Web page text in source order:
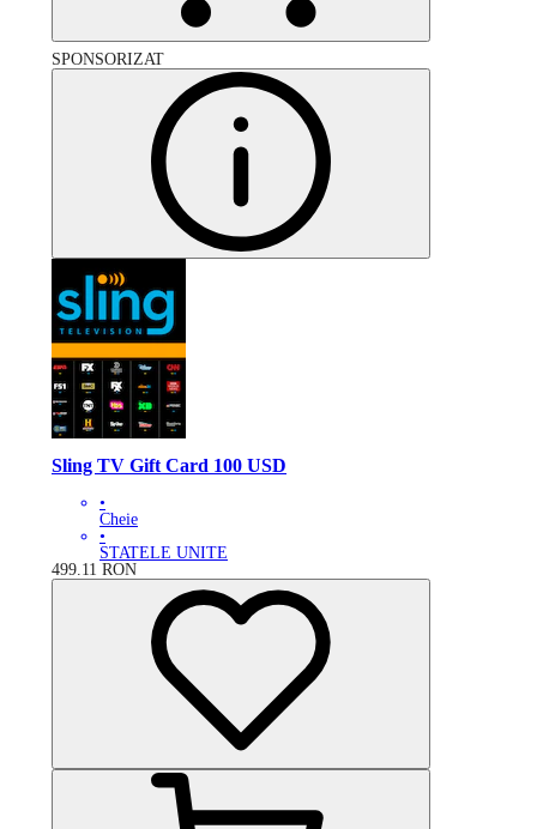
SPONSORIZAT
Sling TV Gift Card 100 USD
•
Cheie
•
STATELE UNITE
499.11 RON